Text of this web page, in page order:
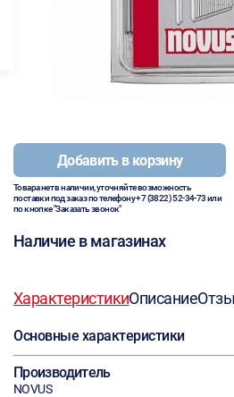
Добавить в корзину
Товара нет в наличии, уточняйте возможность
поставки под заказ по телефону+7 (3822) 52-34-73или
по кнопке "Заказать звонок"
Наличие в магазинах
ХарактеристикиОписание
Основные характеристики
Производитель
NOVUS